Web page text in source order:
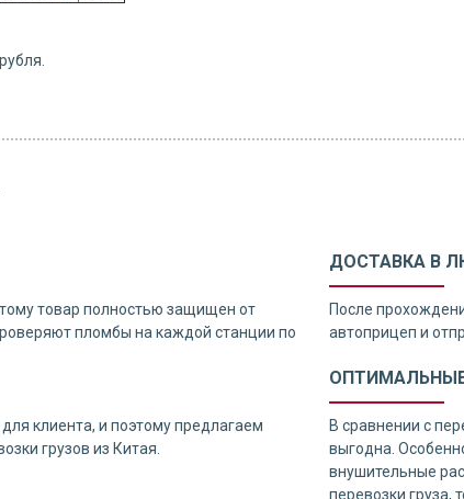
товар полностью защищен от
пломбы на каждой станции по
ДОСТАВКА В
После
автоприцеп и
клиента, и поэтому предлагаем
грузов из Китая.
В сравнении с
выгодна.
внушительные
перевозки груза,